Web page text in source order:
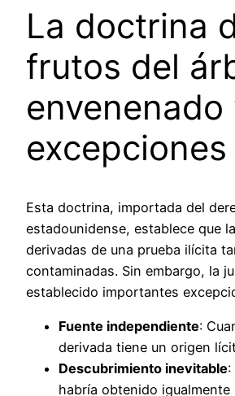
La doctrina
frutos del
envenenado
excepciones
Esta doctrina, importada del
estadounidense, establece que
derivadas de una prueba ilícita
contaminadas. Sin embargo, la
establecido importantes
Fuente independiente:
derivada tiene un origen
Descubrimiento inevitable:
habría obtenido igualmente